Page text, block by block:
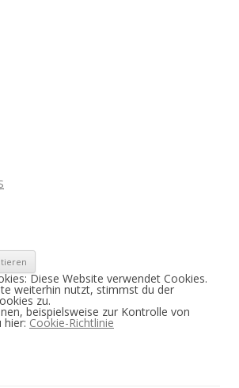
Diese Website verwendet Cookies.
weiterhin nutzt, stimmst du der
zu.
beispielsweise zur Kontrolle von
hier: Cookie-Richtlinie